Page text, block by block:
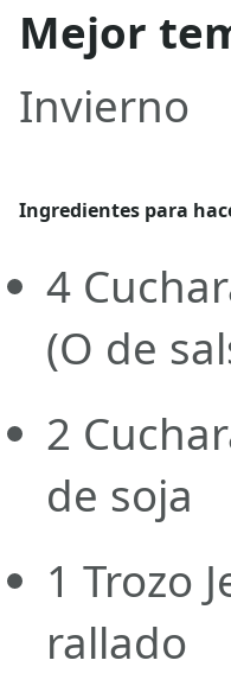
Mejor
Invierno
Ingredientes para
4
(O de
2
de soja
1 Trozo
rallado